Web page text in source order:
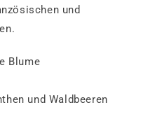
und
Blume
und Waldbeeren